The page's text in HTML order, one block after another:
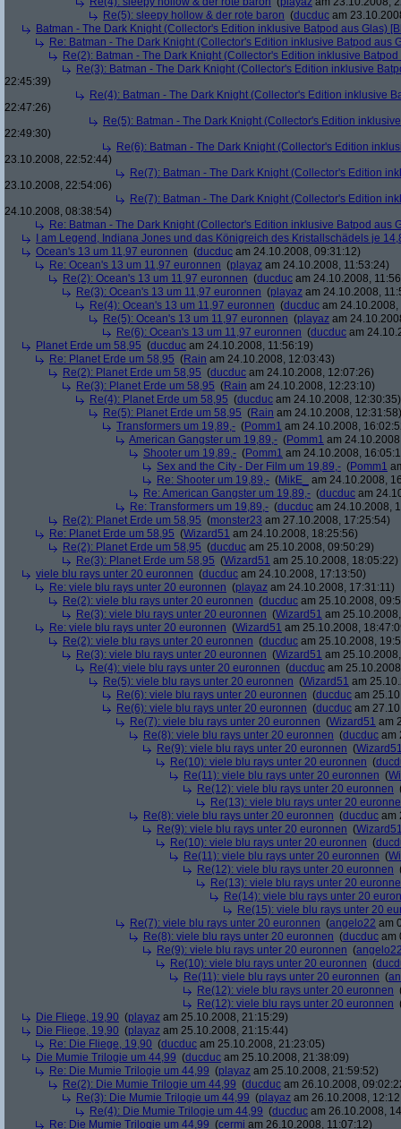
Re(5): sleepy hollow & der rote baron (ducduc am
Batman - The Dark Knight (Collector's Edition inklusive Batpod aus Glas)
Re: Batman - The Dark Knight (Collector's Edition inklusive Batpod aus
Re(2): Batman - The Dark Knight (Collector's Edition inklusive
Re(3): Batman - The Dark Knight (Collector's Edition inklusive
22:45:39)
Re(4): Batman - The Dark Knight (Collector's Edition inklusive
22:47:26)
Re(5): Batman - The Dark Knight (Collector's Edition
22:49:30)
Re(6): Batman - The Dark Knight (Collector's Edition
23.10.2008, 22:52:44)
Re(7): Batman - The Dark Knight (Collector's Edition
23.10.2008, 22:54:06)
Re(7): Batman - The Dark Knight (Collector's Edition
24.10.2008, 08:38:54)
Re: Batman - The Dark Knight (Collector's Edition inklusive Batpod aus
I am Legend, Indiana Jones und das Königreich des Kristallschädels je
Ocean's 13 um 11,97 euronnen (ducduc am 24.10.2008, 09:31:12)
Re: Ocean's 13 um 11,97 euronnen (playaz am 24.10.2008, 11:53:24)
Re(2): Ocean's 13 um 11,97 euronnen (ducduc am 24.10.2008,
Re(3): Ocean's 13 um 11,97 euronnen (playaz am 24.10.2008,
Re(4): Ocean's 13 um 11,97 euronnen (ducduc am
Re(5): Ocean's 13 um 11,97 euronnen (playaz am
Re(6): Ocean's 13 um 11,97 euronnen (ducduc am
Planet Erde um 58,95 (ducduc am 24.10.2008, 11:56:19)
Re: Planet Erde um 58,95 (Rain am 24.10.2008, 12:03:43)
Re(2): Planet Erde um 58,95 (ducduc am 24.10.2008, 12:07:26)
Re(3): Planet Erde um 58,95 (Rain am 24.10.2008, 12:23:10)
Re(4): Planet Erde um 58,95 (ducduc am 24.10.2008, 12:30:35)
Re(5): Planet Erde um 58,95 (Rain am 24.10.2008, 12:31:58)
Transformers um 19,89,- (Pomm1 am 24.10.2008,
American Gangster um 19,89,- (Pomm1 am
Shooter um 19,89,- (Pomm1 am 24.10.2008,
Sex and the City - Der Film um 19,89,- (Pomm1
Re: Shooter um 19,89,- (MikE_
am 24.10.2008,
Re: American Gangster um 19,89,- (ducduc am
Re: Transformers um 19,89,- (ducduc am 24.10.2008,
Re(2): Planet Erde um 58,95 (monster23 am 27.10.2008, 17:25:54)
Re: Planet Erde um 58,95 (Wizard51 am 24.10.2008, 18:25:56)
Re(2): Planet Erde um 58,95 (ducduc am 25.10.2008, 09:50:29)
Re(3): Planet Erde um 58,95 (Wizard51 am 25.10.2008, 18:05:22)
viele blu rays unter 20 euronnen (ducduc am 24.10.2008, 17:13:50)
Re: viele blu rays unter 20 euronnen (playaz am 24.10.2008, 17:31:11)
Re(2): viele blu rays unter 20 euronnen (ducduc am 25.10.2008,
Re(3): viele blu rays unter 20 euronnen (Wizard51 am
Re: viele blu rays unter 20 euronnen (Wizard51 am 25.10.2008,
Re(2): viele blu rays unter 20 euronnen (ducduc am 25.10.2008,
Re(3): viele blu rays unter 20 euronnen (Wizard51 am
Re(4): viele blu rays unter 20 euronnen (ducduc am
Re(5): viele blu rays unter 20 euronnen (Wizard51 am
Re(6): viele blu rays unter 20 euronnen (ducduc am
Re(6): viele blu rays unter 20 euronnen (ducduc am
Re(7): viele blu rays unter 20 euronnen (Wizard51 am
Re(8): viele blu rays unter 20 euronnen (ducduc am
Re(9): viele blu rays unter 20 euronnen (
Re(10): viele blu rays unter 20 euronnen (
Re(11): viele blu rays unter 20 euronnen (
Re(12): viele blu rays unter 20 euronnen
Re(13): viele blu rays unter 20
Re(8): viele blu rays unter 20 euronnen (ducduc am
Re(9): viele blu rays unter 20 euronnen (
Re(10): viele blu rays unter 20 euronnen (
Re(11): viele blu rays unter 20 euronnen (
Re(12): viele blu rays unter 20 euronnen
Re(13): viele blu rays unter 20
Re(14): viele blu rays unter 20
Re(15): viele blu rays unter 20
Re(7): viele blu rays unter 20 euronnen (angelo22 am
Re(8): viele blu rays unter 20 euronnen (ducduc am
Re(9): viele blu rays unter 20 euronnen (
Re(10): viele blu rays unter 20 euronnen (
Re(11): viele blu rays unter 20 euronnen (
Re(12): viele blu rays unter 20 euronnen
Re(12): viele blu rays unter 20 euronnen
Die Fliege, 19,90 (playaz am 25.10.2008, 21:15:29)
Die Fliege, 19,90 (playaz am 25.10.2008, 21:15:44)
Re: Die Fliege, 19,90 (ducduc am 25.10.2008, 21:23:05)
Die Mumie Trilogie um 44,99 (ducduc am 25.10.2008, 21:38:09)
Re: Die Mumie Trilogie um 44,99 (playaz am 25.10.2008, 21:59:52)
Re(2): Die Mumie Trilogie um 44,99 (ducduc am 26.10.2008,
Re(3): Die Mumie Trilogie um 44,99 (playaz am 26.10.2008,
Re(4): Die Mumie Trilogie um 44,99 (ducduc am 26.10.2008,
Re: Die Mumie Trilogie um 44,99 (cermi am 26.10.2008, 11:07:12)